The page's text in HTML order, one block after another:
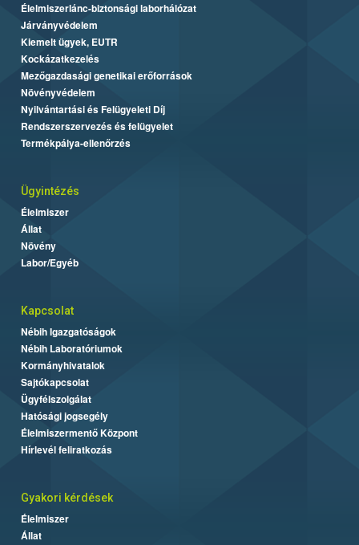
Élelmiszerlánc-biztonsági laborhálózat
Járványvédelem
Kiemelt ügyek, EUTR
Kockázatkezelés
Mezőgazdasági genetikai erőforrások
Növényvédelem
Nyilvántartási és Felügyeleti Díj
Rendszerszervezés és felügyelet
Termékpálya-ellenőrzés
Ügyintézés
Élelmiszer
Állat
Növény
Labor/Egyéb
Kapcsolat
Nébih Igazgatóságok
Nébih Laboratóriumok
Kormányhivatalok
Sajtókapcsolat
Ügyfélszolgálat
Hatósági jogsegély
Élelmiszermentő Központ
Hírlevél feliratkozás
Gyakori kérdések
Élelmiszer
Állat